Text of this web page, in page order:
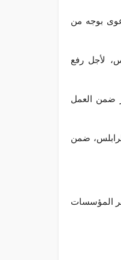
بوجه من
لأجل رفع
ضمن العمل
ضمن
المؤسسات